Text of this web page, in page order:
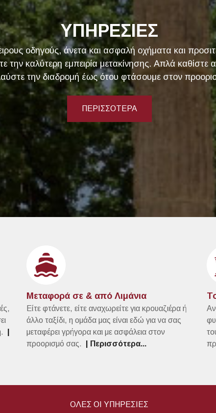
ΥΠΗΡΕΣΙΕΣ
οδηγούς, άνετα και ασφαλή οχήματα και
την καλύτερη εμπειρία μετακίνησης. Απλά καθίστε
την διαδρομή έως ότου φτάσουμε στον
ΠΕΡΙΣΣΟΤΕΡΑ
Μεταφορά σε & από Λιμάνια
Είτε φτάνετε, είτε αναχωρείτε για κρουαζιέρα ή
άλλο ταξίδι, η ομάδα μας είναι εδώ για να σας
μεταφέρει γρήγορα και με ασφάλεια στον
προορισμό σας.
| Περισσότερα...
ΟΛΕΣ ΟΙ ΥΠΗΡΕΣΙΕΣ